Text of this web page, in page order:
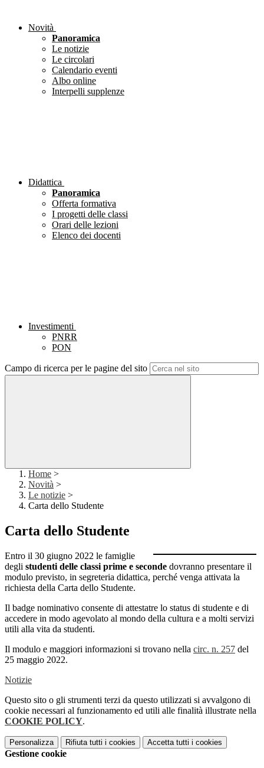
Novità
Panoramica
Le notizie
Le circolari
Calendario eventi
Albo online
Interpelli supplenze
Didattica
Panoramica
Offerta formativa
I progetti delle classi
Orari delle lezioni
Elenco dei docenti
Investimenti
PNRR
PON
Campo di ricerca per le pagine del sito
Home >
Novità >
Le notizie >
Carta dello Studente
Carta dello Studente
Entro il 30 giugno 2022 le famiglie
degli studenti delle classi prime e seconde dovranno presentare il
modulo previsto, in segreteria didattica, perché venga attivata la
richiesta della Carta dello Studente.
Il badge nominativo consente di attestatre lo status di studente e di
accedere in modo agevolato al mondo della cultura e a molti servizi
utili alla vita da studenti.
Il modulo e maggiori informazioni si trovano nella circ. n. 257 del
25 maggio 2022.
Notizie
Questo sito o gli strumenti terzi da questo utilizzati si avvalgono di
cookie necessari al funzionamento ed utili alle finalità illustrate nella
COOKIE POLICY.
Personalizza Rifiuta tutti i cookies Accetta tutti i cookies
Gestione cookie